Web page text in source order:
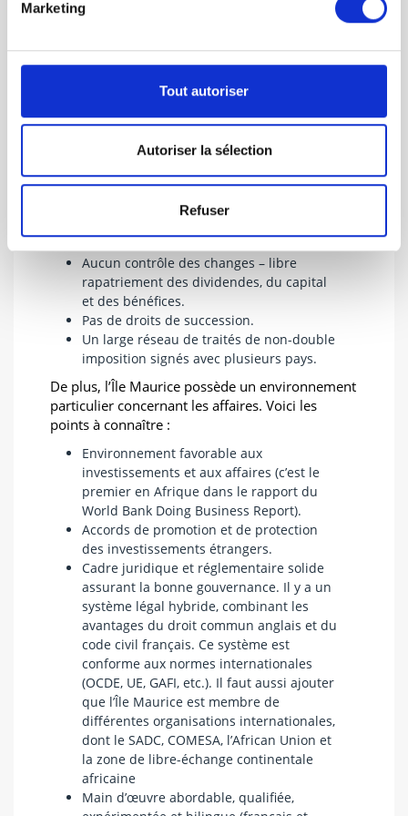
Marketing
Tout autoriser
Autoriser la sélection
Refuser
Services Act
III. Avantages et
particularités
Le régime fiscal de l’Île Maurice présente
plusieurs avantages pour la création d’une
la source ou d’impôt sur les dividendes.
Aucun contrôle des changes – libre
rapatriement des dividendes, du capital
et des bénéfices.
Pas de droits de succession.
Un large réseau de traités de non-double
imposition signés avec plusieurs pays.
De plus, l’Île Maurice possède un environnement
particulier concernant les affaires. Voici les
points à connaître :
Environnement favorable aux
investissements et aux affaires (c’est le
premier en Afrique dans le rapport du
World Bank Doing Business Report).
Accords de promotion et de protection
des investissements étrangers.
Cadre juridique et réglementaire solide
assurant la bonne gouvernance. Il y a un
système légal hybride, combinant les
avantages du droit commun anglais et du
code civil français. Ce système est
conforme aux normes internationales
(OCDE, UE, GAFI, etc.). Il faut aussi ajouter
que l’Île Maurice est membre de
différentes organisations internationales,
dont le SADC, COMESA, l’African Union et
la zone de libre-échange continentale
africaine
Main d’œuvre abordable, qualifiée,